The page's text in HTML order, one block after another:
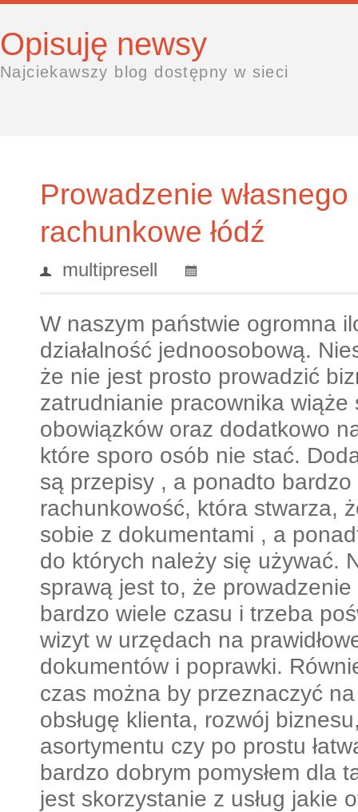
Opisuję newsy
Najciekawszy blog dostępny w sieci
Prowadzenie
rachunkowe łódź
multipresell
W naszym państwie ogromna
działalność jednoosobową.
że nie jest prosto prowadzić
zatrudnianie pracownika
obowiązków oraz dodatkowo
które sporo osób nie stać.
są przepisy , a ponadto
rachunkowość, która stwarza,
sobie z dokumentami , a
do których należy się używać.
sprawą jest to, że
bardzo wiele czasu i trzeba
wizyt w urzędach na
dokumentów i poprawki.
czas można by przeznaczyć
obsługę klienta, rozwój
asortymentu czy po prostu
bardzo dobrym pomysłem dla
jest skorzystanie z usług jakie